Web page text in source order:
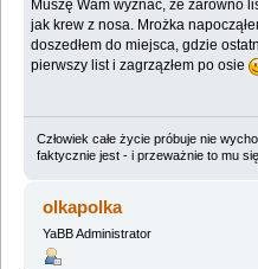
Muszę Wam wyznać, że zarówno
jak krew z nosa. Mrożka
doszedłem do miejsca, gdzie
pierwszy list i zagrzązłem po osie
Człowiek całe życie próbuje nie
faktycznie jest - i przeważnie to mu
olkapolka
YaBB Administrator